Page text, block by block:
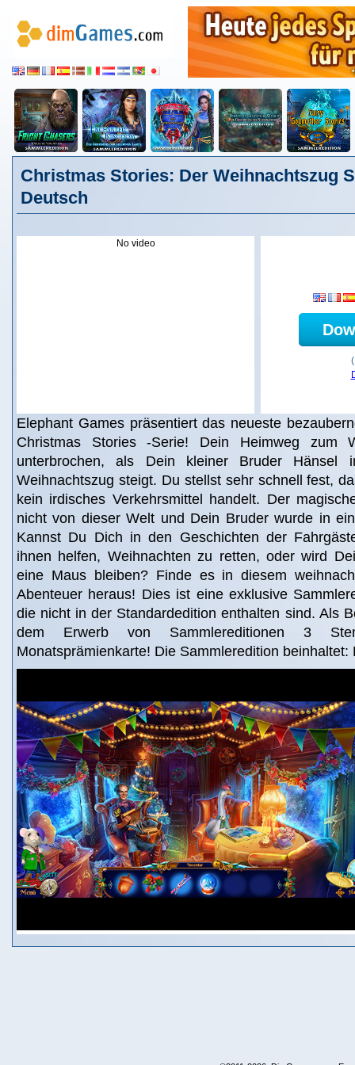
Christmas Stories: Der Weihnachtszug
Deutsch
No video
Elephant Games präsentiert das neueste
Christmas Stories -Serie! Dein Heimweg zum
unterbrochen, als Dein kleiner Bruder Hänsel
Weihnachtszug steigt. Du stellst sehr schnell fest,
kein irdisches Verkehrsmittel handelt. Der
nicht von dieser Welt und Dein Bruder wurde in
Kannst Du Dich in den Geschichten der
ihnen helfen, Weihnachten zu retten, oder wird
eine Maus bleiben? Finde es in diesem
Abenteuer heraus! Dies ist eine exklusive
die nicht in der Standardedition enthalten sind. Als
dem Erwerb von Sammlereditionen 3
Monatsprämienkarte! Die Sammleredition beinhaltet: